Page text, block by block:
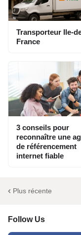
Transporteur Ile-
France
3 conseils pour
reconnaître une
de référencement
internet fiable
Plus récente
Follow Us